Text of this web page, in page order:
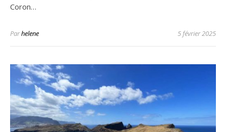
Coron…
Parhelene 5 février 2025